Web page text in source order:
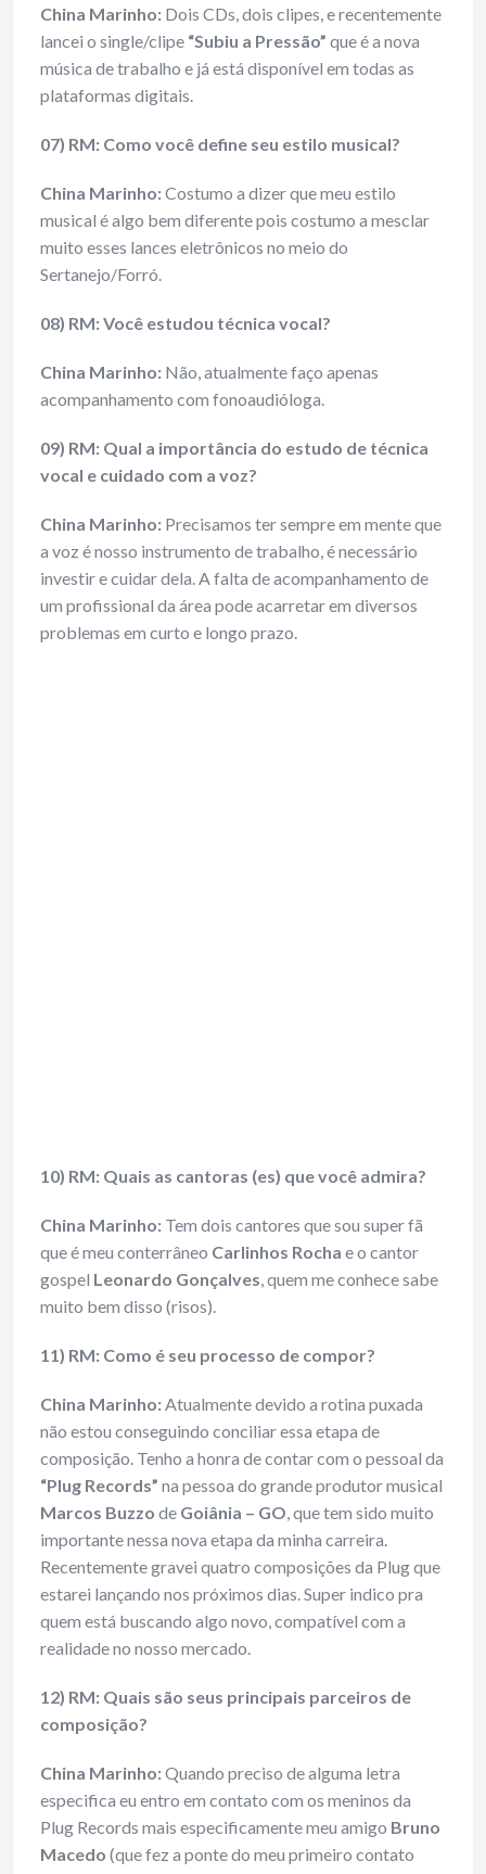
China Marinho: Dois CDs, dois clipes, e recentemente
lancei o single/clipe “Subiu a Pressão” que é a nova
música de trabalho e já está disponível em todas as
plataformas digitais.
07) RM: Como você define seu estilo musical?
China Marinho:Costumo a dizer que meu estilo
musical é algo bem diferente pois costumo a mesclar
muito esses lances eletrônicos no meio do
Sertanejo/Forró.
08) RM: Você estudou técnica vocal?
China Marinho: Não, atualmente faço apenas
acompanhamento com fonoaudióloga.
09) RM: Qual a importância do estudo de técnica
vocal e cuidado com a voz?
China Marinho: Precisamos ter sempre em mente que
a voz é nosso instrumento de trabalho, é necessário
investir e cuidar dela. A falta de acompanhamento de
um profissional da área pode acarretar em diversos
problemas em curto e longo prazo.
10) RM: Quais as cantoras (es) que você admira?
China Marinho: Tem dois cantores que sou super fã
que é meu conterrâneo Carlinhos Rocha e o cantor
gospel Leonardo Gonçalves, quem me conhece sabe
muito bem disso (risos).
11) RM: Como é seu processo de compor?
China Marinho:Atualmente devido a rotina puxada
não estou conseguindo conciliar essa etapa de
composição. Tenho a honra de contar com o pessoal da
“Plug Records” na pessoa do grande produtor musical
Marcos Buzzo de Goiânia – GO, que tem sido muito
importante nessa nova etapa da minha carreira.
Recentemente gravei quatro composições da Plug que
estarei lançando nos próximos dias. Super indico pra
quem está buscando algo novo, compatível com a
realidade no nosso mercado.
12) RM: Quais são seus principais parceiros de
composição?
China Marinho:Quando preciso de alguma letra
especifica eu entro em contato com os meninos da
Plug Records mais especificamente meu amigo Bruno
Macedo (que fez a ponte do meu primeiro contato